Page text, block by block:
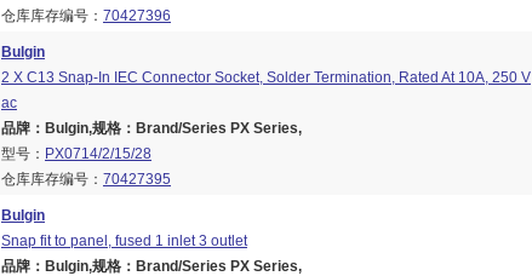
仓库库存编号： 70427396
Bulgin
2 X C13 Snap-In IEC Connector Socket, Solder Termination, Rated At 10A, 250 V
ac
品牌：Bulgin,规格：Brand/Series PX Series,
型号： PX0714/2/15/28
仓库库存编号： 70427395
Bulgin
Snap fit to panel, fused 1 inlet 3 outlet
品牌：Bulgin,规格：Brand/Series PX Series,